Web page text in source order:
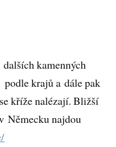
kamenných
podle krajů a dále pak
kříže nalézají. Bližší
Německu najdou